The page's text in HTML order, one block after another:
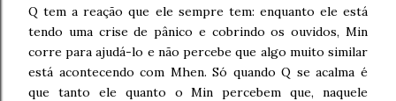
Q tem a reação que ele sempre tem: enquanto ele está
tendo uma crise de pânico e cobrindo os ouvidos, Min
corre para ajudá-lo e não percebe que algo muito similar
está acontecendo com Mhen. Só quando Q se acalma é
que tanto ele quanto o Min percebem que, naquele